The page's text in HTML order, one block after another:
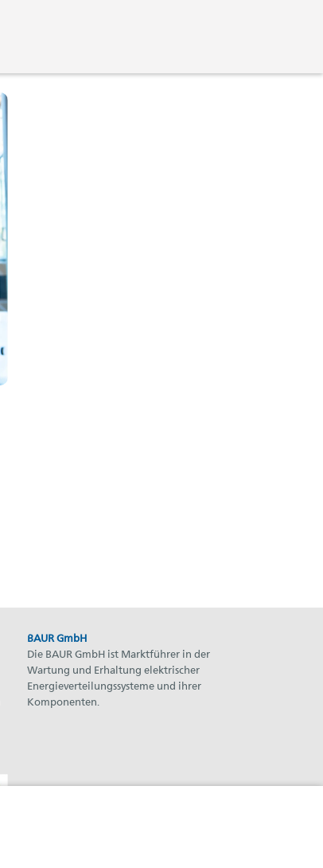
BAUR GmbH
Die BAUR GmbH ist Marktführer in der
Wartung und Erhaltung elektrischer
Energieverteilungssysteme und ihrer
Komponenten.